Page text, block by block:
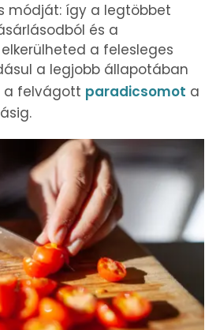
módját: így a legtöbbet
és a
a felesleges
a legjobb állapotában
a felvágott paradicsomot a